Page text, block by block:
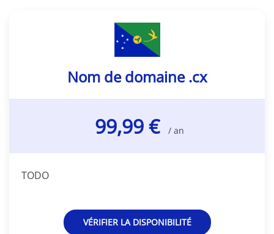
Nom de domaine .cx
99,99 € / an
TODO
VÉRIFIER LA DISPONIBILITÉ